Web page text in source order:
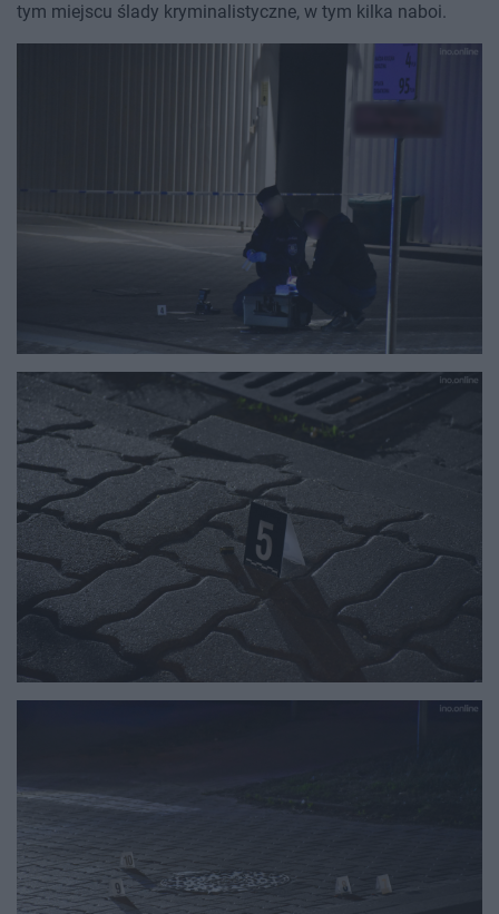
tym miejscu ślady kryminalistyczne, w tym kilka naboi.